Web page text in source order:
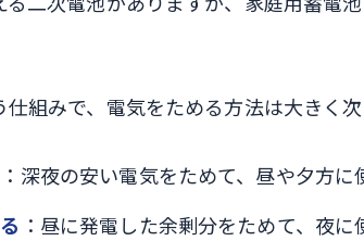
組みで、電気をためる方法は大きく次
：深夜の安い電気をためて、昼や夕方に
：昼に発電した余剰分をためて、夜に